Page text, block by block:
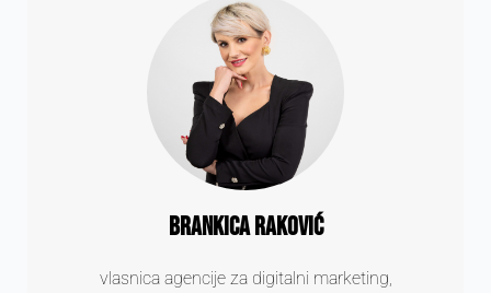
Brankica Raković
vlasnica agencije za digitalni marketing,